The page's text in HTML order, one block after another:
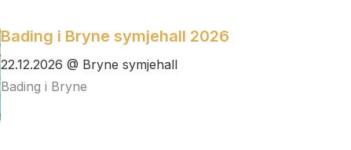
Bading i Bryne symjehall 2026
22.12.2026 @ Bryne symjehall
Bading i Bryne